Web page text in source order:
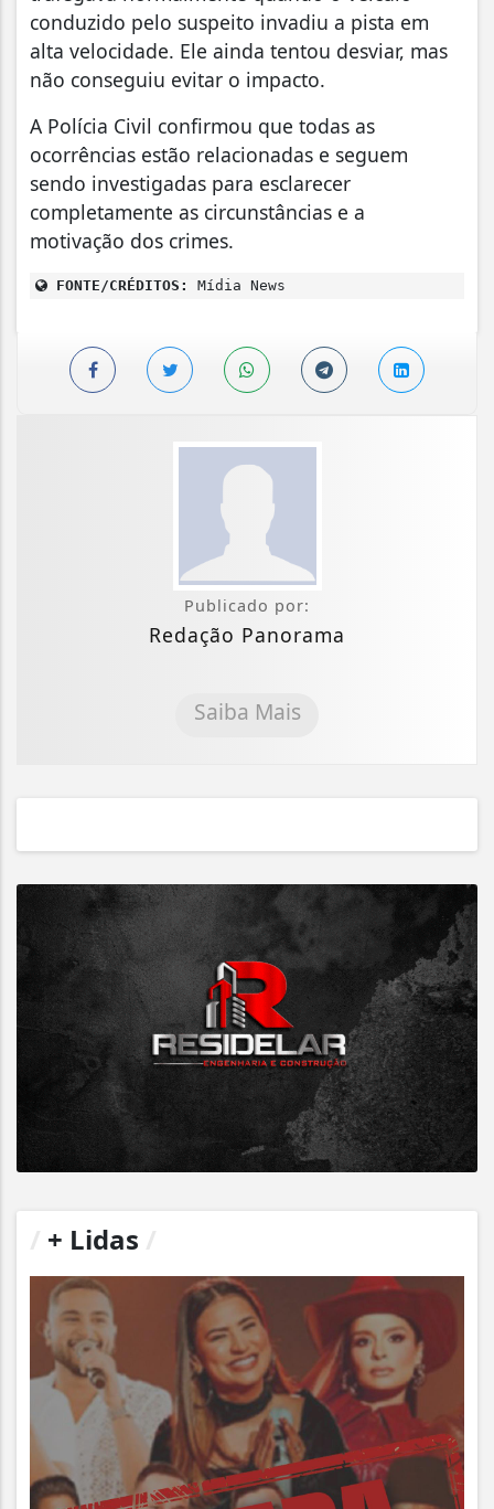
conduzido pelo suspeito invadiu a pista em
alta velocidade. Ele ainda tentou desviar, mas
não conseguiu evitar o impacto.
A Polícia Civil confirmou que todas as
ocorrências estão relacionadas e seguem
sendo investigadas para esclarecer
completamente as circunstâncias e a
motivação dos crimes.
FONTE/CRÉDITOS: Mídia News
Publicado por:
Redação Panorama
Saiba Mais
+ Lidas